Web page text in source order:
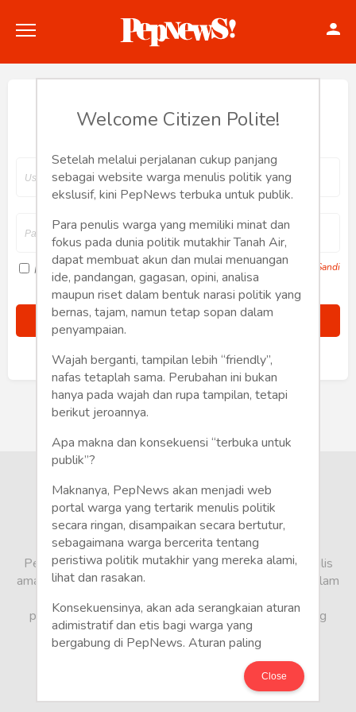
Politik
Hankam
Internasional
Bisnis
Humaniora
Sketsa
Tekno
Gaya
Wisata
Wanita
Hey, Welcome back.
Ingat saya Lupa Sandi
Buat Akun Baru
Welcome Citizen Polite!
Setelah melalui perjalanan cukup panjang
sebagai website warga menulis politik yang
ekslusif, kini PepNews terbuka untuk publik.
Para penulis warga yang memiliki minat dan
fokus pada dunia politik mutakhir Tanah Air,
dapat membuat akun dan mulai menuangan
ide, pandangan, gagasan, opini, analisa
maupun riset dalam bentuk narasi politik yang
bernas, tajam, namun tetap sopan dalam
penyampaian.
Wajah berganti, tampilan lebih “friendly”,
nafas tetaplah sama. Perubahan ini bukan
hanya pada wajah dan rupa tampilan, tetapi
berikut jeroannya.
Apa makna dan konsekuensi “terbuka untuk
publik”?
Maknanya, PepNews akan menjadi web
portal warga yang tertarik menulis politik
secara ringan, disampaikan secara bertutur,
sebagaimana warga bercerita tentang
peristiwa politik mutakhir yang mereka alami,
lihat dan rasakan.
Konsekuensinya, akan ada serangkaian aturan
adimistratif dan etis bagi warga yang
bergabung di PepNews. Aturan paling
mendasar adalah setiap penulis wajib
menggunakan identitas asli sesuai kartu
keterangan penduduk. Demikian juga foto
Close
PepNews.com adalah media warga, tempat bagi penulis
amatir dan profesional menyampaikan berbagai opini dalam
pandang tidak biasa, yang berbeda dari sudut pandang
berita media arus utama.